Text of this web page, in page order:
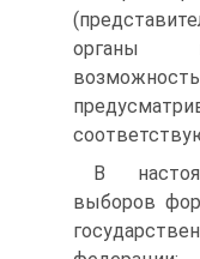
органы
В
выборов